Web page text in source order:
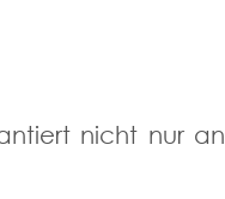
nicht nur an